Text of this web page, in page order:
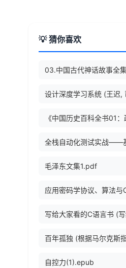
💡 猜你喜欢
03.中国古代神话故事全
设计深度学习系统 (王迟,
《中国历史百科全书01
毛泽东文集1.pdf
写给大家看的C语言书 (
自控力(1).epub